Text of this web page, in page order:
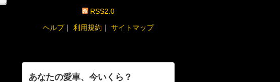
RSS2.0
ヘルプ｜ 利用規約 ｜ サイトマップ
あなたの愛車、今いくら？